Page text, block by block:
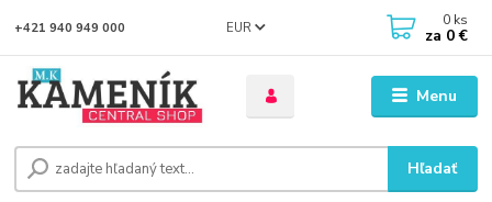
Menu
EUR
Hľadať
+421 940 949 000 0 ks
za 0 €